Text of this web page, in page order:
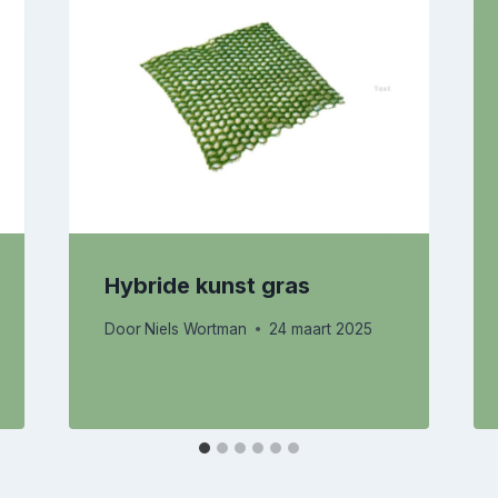
Hybride kunst gras
Door Niels Wortman 24 maart 2025